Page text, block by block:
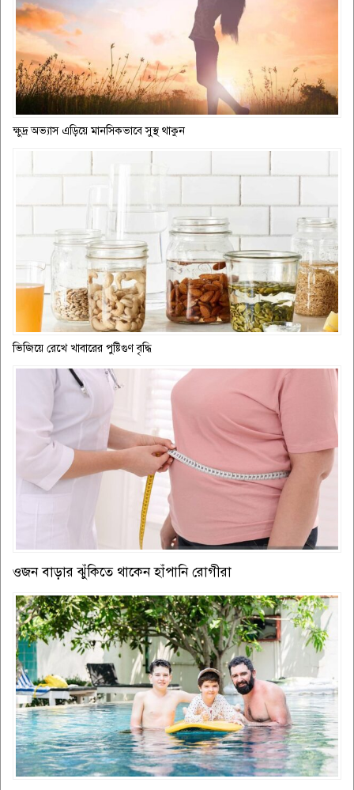
ক্ষুদ্র অভ্যাস এড়িয়ে মানসিকভাবে সুস্থ থাকুন
ভিজিয়ে রেখে খাবারের পুষ্টিগুণ বৃদ্ধি
ওজন বাড়ার ঝুঁকিতে থাকেন হাঁপানি রোগীরা